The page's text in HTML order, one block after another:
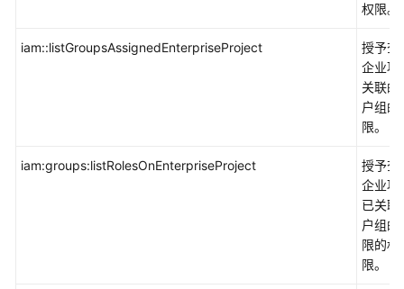
权限。
iam::listGroupsAssignedEnterpriseProject
授予查
企业项
关联的
户组的
限。
iam:groups:listRolesOnEnterpriseProject
授予查
企业项
已关联
户组的
限的权
限。